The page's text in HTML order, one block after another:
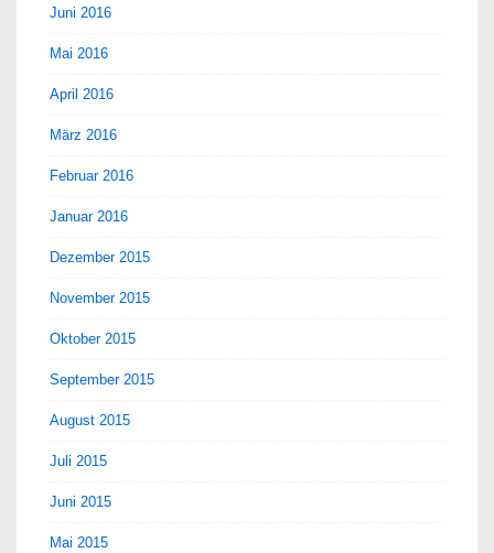
Juni 2016
Mai 2016
April 2016
März 2016
Februar 2016
Januar 2016
Dezember 2015
November 2015
Oktober 2015
September 2015
August 2015
Juli 2015
Juni 2015
Mai 2015